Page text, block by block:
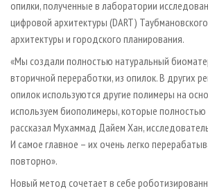
ПРОИЗВОДСТВО МЕБЕЛИ
БИОЭНЕРГЕТИКА
ИНСТРУМЕНТ И МАТЕРИАЛЫ
ПРИОРИТЕТНЫЕ ИНВЕСТПРОЕКТЫ
RUSSIAN FORESTRY REVIEW
БИБЛИОТЕКА СПЕЦИАЛИСТА
опилки, полученные в лаборатории
цифровой архитектуры (DART)
архитектуры и городского планирования.
«Мы создали полностью натуральный
вторичной переработки, из опилок. В других
опилок используются другие полимеры на
используем биополимеры, которые полностью
рассказал Мухаммад Дайем Хан,
И самое главное – их очень легко
повторно».
Новый метод сочетает в себе